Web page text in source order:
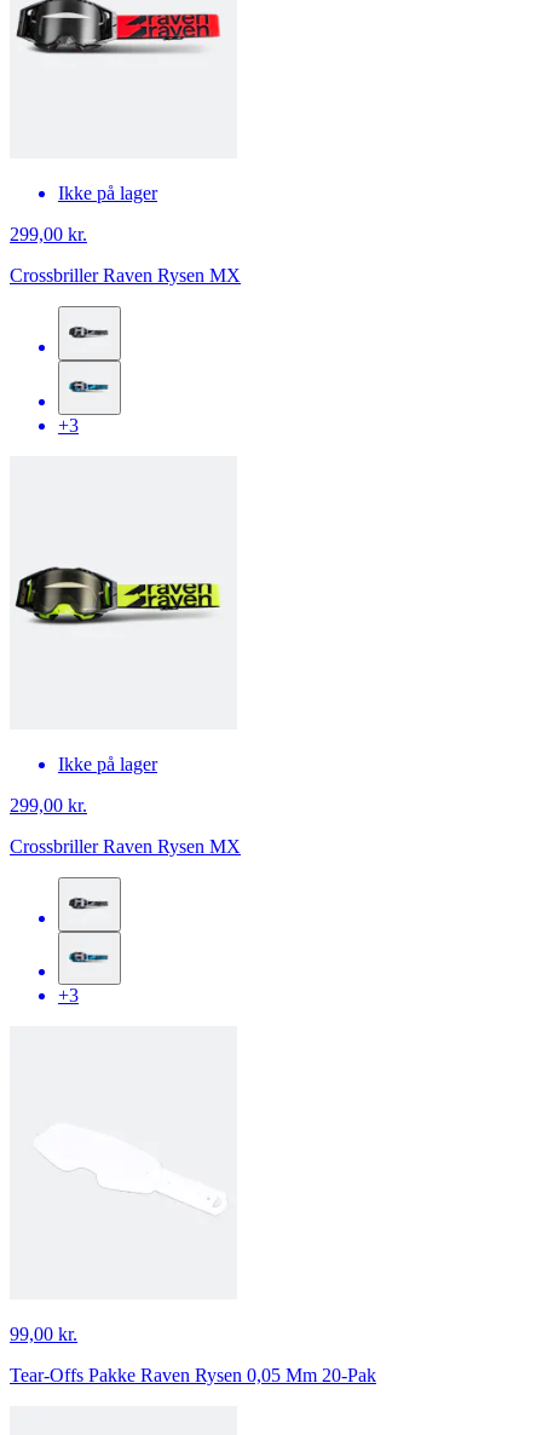
Ikke på lager
299,00 kr.
Crossbriller Raven Rysen MX
+3
Ikke på lager
299,00 kr.
Crossbriller Raven Rysen MX
+3
99,00 kr.
Tear-Offs Pakke Raven Rysen 0,05 Mm 20-Pak